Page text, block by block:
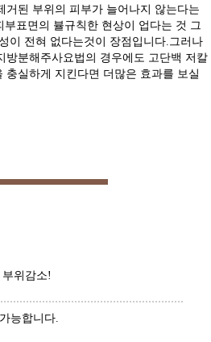
거된 부위의 피부가 늘어나지 않는다는
표면의 뷸규칙한 현상이 업다는 것 그
이 전혀 없다는것이 장점입니다.그러나
방분해주사요법의 경우에도 고단백 저칼
충실하게 지킨다면 더많은 효과를 보실
위감소!
능합니다.